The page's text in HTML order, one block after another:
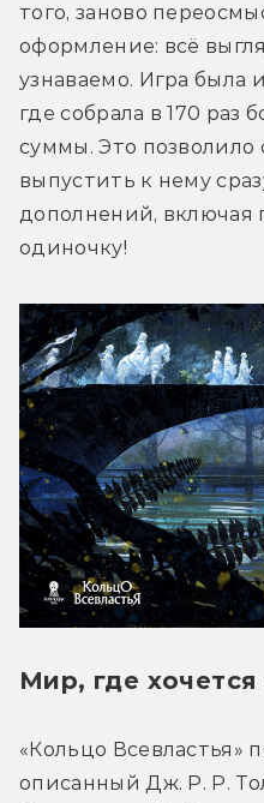
того, заново
оформление: всё
узнаваемо. Игра была
где собрала в 170 раз
суммы. Это позволило
выпустить к нему
дополнений, включая
одиночку!
Мир, где хочется
«Кольцо Всевластья»
описанный Дж. Р. Р.